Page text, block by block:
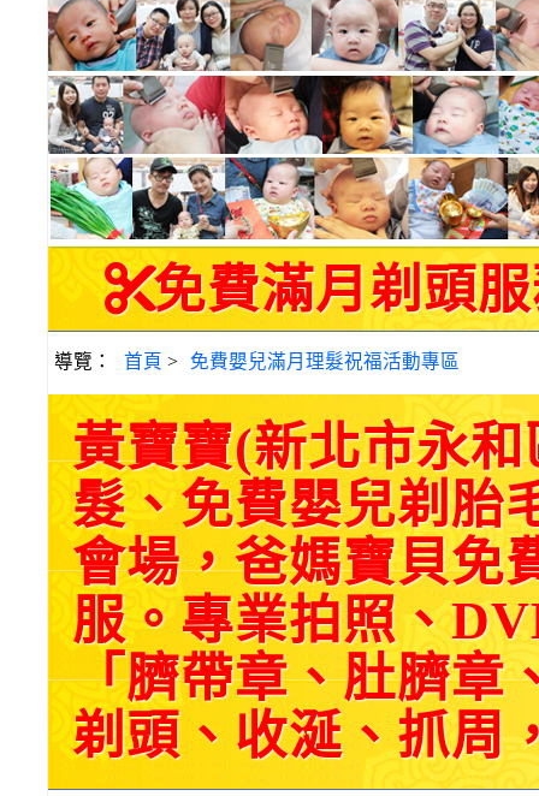
免費滿月剃頭服
導覽： 首頁 > 免費嬰兒滿月理髮祝福活動專區
黃寶寶(新北市永
髮、免費嬰兒剃胎
會場，爸媽寶貝免
服。專業拍照、
「臍帶章、肚臍章
剃頭、收涎、抓周